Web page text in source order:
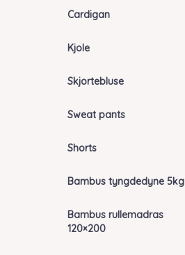
Cardigan
Kjole
Skjortebluse
Sweat pants
Shorts
Bambus tyngdedyne 5kg
Bambus rullemadras
120×200